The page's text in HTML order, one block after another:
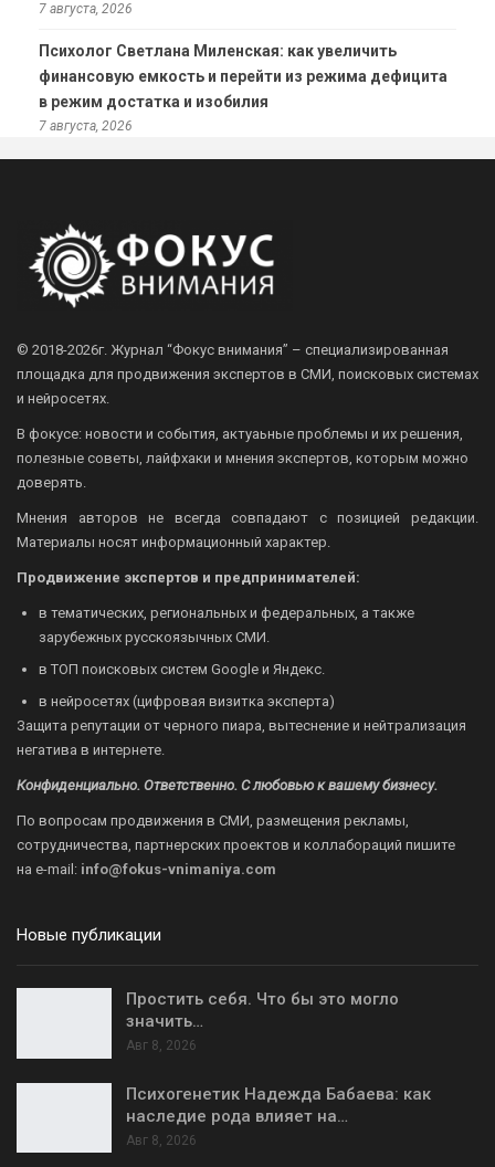
7 августа, 2026
Психолог Светлана Миленская: как увеличить
финансовую емкость и перейти из режима дефицита
в режим достатка и изобилия
7 августа, 2026
© 2018-2026г. Журнал “Фокус внимания” – специализированная
площадка для продвижения экспертов в СМИ, поисковых системах
и нейросетях.
В фокусе: новости и события, актуаьные проблемы и их решения,
полезные советы, лайфхаки и мнения экспертов, которым можно
доверять.
Мнения авторов не всегда совпадают с позицией редакции.
Материалы носят информационный характер.
Продвижение экспертов и предпринимателей:
в тематических, региональных и федеральных, а также
зарубежных русскоязычных СМИ.
в ТОП поисковых систем Google и Яндекс.
в нейросетях (цифровая визитка эксперта)
Защита репутации от черного пиара, вытеснение и нейтрализация
негатива в интернете.
Конфиденциально. Ответственно. С любовью к вашему бизнесу.
По вопросам продвижения в СМИ, размещения рекламы,
сотрудничества, партнерских проектов и коллабораций пишите
на e-mail: info@fokus-vnimaniya.com
Новые публикации
Простить себя. Что бы это могло
значить…
Авг 8, 2026
Психогенетик Надежда Бабаева: как
наследие рода влияет на…
Авг 8, 2026